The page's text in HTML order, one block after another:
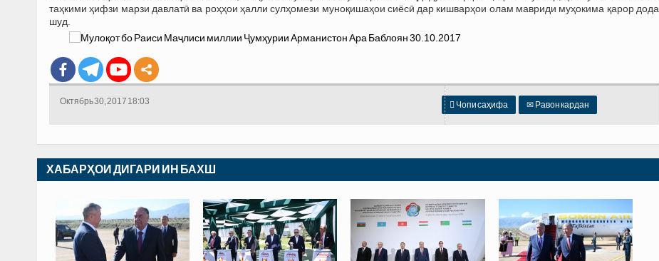
таҳкими ҳифзи марзи давлатӣ ва роҳҳои ҳалли сулҳомези муноқишаҳои сиёсӣ дар кишварҳои олам мавриди муҳокима қарор дода
шуд.
 Чопи саҳифа ✉ Равон кардан
Октябрь 30, 2017 18:03
ХАБАРҲОИ ДИГАРИ ИН БАХШ